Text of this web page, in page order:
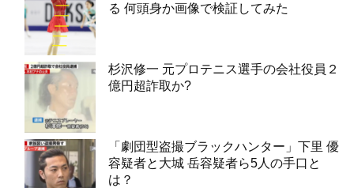
る 何頭身か画像で検証してみた
杉沢修一 元プロテニス選手の会社役員２
億円超詐取か?
「劇団型盗撮ブラックハンター」下里 優
容疑者と大城 岳容疑者ら5人の手口と
は？